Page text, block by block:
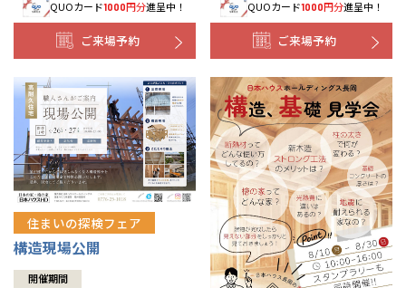
QUOカード1000円分進呈中！
ご来場予約
QUOカード1000円分進呈中！
ご来場予約
住まいの探検フェア
構造現場公開
開催期間